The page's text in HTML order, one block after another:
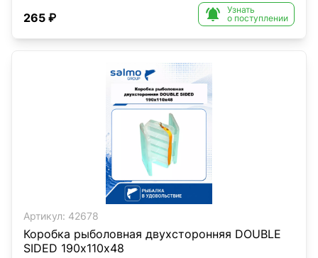
265 ₽ 
Узнать
о поступлении
Артикул: 42678
Коробка рыболовная двухсторонняя DOUBLE
SIDED 190х110х48